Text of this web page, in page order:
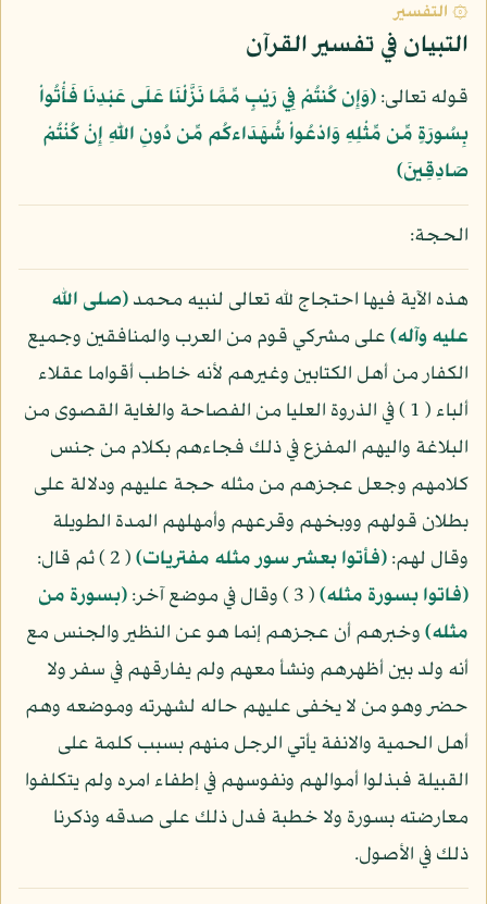
۞ التفسير
التبيان في تفسير القرآن
قوله تعالى:﴿وَإِن كُنتُمْ فِي رَيْبٍ مِّمَّا نَزَّلْنَا عَلَى عَبْدِنَا فَأْتُواْ
بِسُورَةٍ مِّن مِّثْلِهِ وَادْعُواْ شُهَدَاءكُم مِّن دُونِ اللّهِ إِنْ كُنْتُمْ
صَادِقِينَ﴾
الحجة:
هذه الآية فيها احتجاج لله تعالى لنبيه محمد(صلى الله
عليه وآله)على مشركي قوم من العرب والمنافقين وجميع
الكفار من أهل الكتابين وغيرهم لأنه خاطب أقواما عقلاء
ألباء ( 1 ) في الذروة العليا من الفصاحة والغاية القصوى من
البلاغة واليهم المفزع في ذلك فجاءهم بكلام من جنس
كلامهم وجعل عجزهم من مثله حجة عليهم ودلالة على
بطلان قولهم ووبخهم وقرعهم وأمهلهم المدة الطويلة
وقال لهم:(فأتوا بعشر سور مثله مفتريات)( 2 ) ثم قال:
(فاتوا بسورة مثله)( 3 ) وقال في موضع آخر:
(بسورة من
مثله)وخبرهم أن عجزهم إنما هو عن النظير والجنس مع
أنه ولد بين أظهرهم ونشأ معهم ولم يفارقهم في سفر ولا
حضر وهو من لا يخفى عليهم حاله لشهرته وموضعه وهم
أهل الحمية والانفة يأتي الرجل منهم بسبب كلمة على
القبيلة فبذلوا أموالهم ونفوسهم في إطفاء امره ولم يتكلفوا
معارضته بسورة ولا خطبة فدل ذلك على صدقه وذكرنا
ذلك في الأصول.